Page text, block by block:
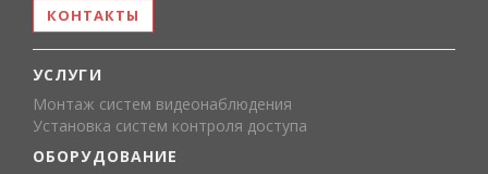
КОНТАКТЫ
УСЛУГИ
Монтаж систем видеонаблюдения
Установка систем контроля доступа
ОБОРУДОВАНИЕ